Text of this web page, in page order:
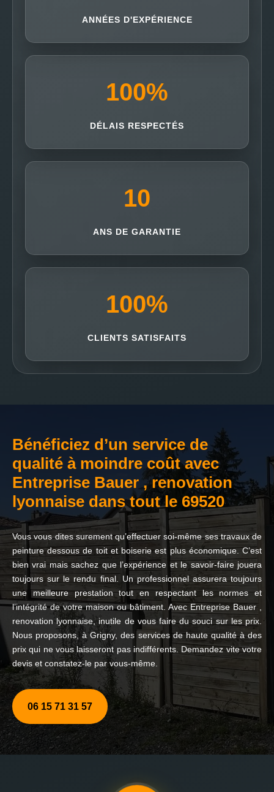
ANNÉES D'EXPÉRIENCE
100%
DÉLAIS RESPECTÉS
10
ANS DE GARANTIE
100%
CLIENTS SATISFAITS
Bénéficiez d’un service de
qualité à moindre coût avec
Entreprise Bauer , renovation
lyonnaise dans tout le 69520
Vous vous dites surement qu’effectuer soi-même ses travaux de
peinture dessous de toit et boiserie est plus économique. C’est
bien vrai mais sachez que l’expérience et le savoir-faire jouera
toujours sur le rendu final. Un professionnel assurera toujours
une meilleure prestation tout en respectant les normes et
l’intégrité de votre maison ou bâtiment. Avec Entreprise Bauer ,
renovation lyonnaise, inutile de vous faire du souci sur les prix.
Nous proposons, à Grigny, des services de haute qualité à des
prix qui ne vous laisseront pas indifférents. Demandez vite votre
devis et constatez-le par vous-même.
06 15 71 31 57